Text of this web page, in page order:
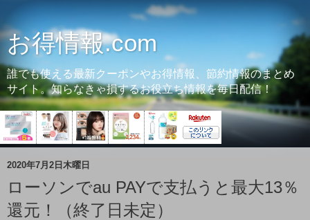
お得情報.com
誰でも使える最新クーポンやお得情報、節約情報のまとめ
サイト。知らなきゃ損するお役立ち情報を毎日配信！
2020年7月2日木曜日
ローソンでau PAYで支払うと最大13％
還元！（終了日未定）